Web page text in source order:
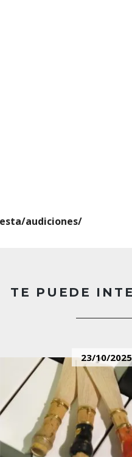
audiciones/
TE PUEDE
23/10/2025